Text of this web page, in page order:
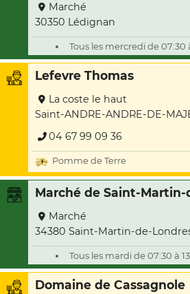
Marché
30350 Lédignan
Tous les mercredi de 07:30
Lefevre Thomas
La coste le haut
Saint-ANDRE-ANDRE-DE-
04 67 99 09 36
Pomme de Terre
Marché de Saint-Martin-
Marché
34380 Saint-Martin-de-
Tous les mardi de 07:30 à
Domaine de Cassagnole